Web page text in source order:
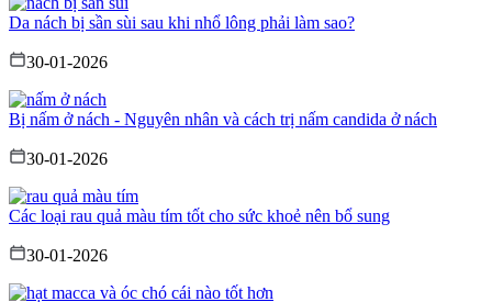
Da nách bị sần sùi sau khi nhổ lông phải làm sao?
30-01-2026
Bị nấm ở nách - Nguyên nhân và cách trị nấm candida ở nách
30-01-2026
Các loại rau quả màu tím tốt cho sức khoẻ nên bổ sung
30-01-2026